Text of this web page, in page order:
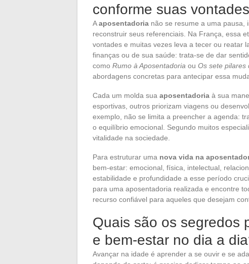
conforme suas vontades
Aaposentadoria não se resume a uma pausa,
reconstruir seus referenciais. Na França, essa
vontades e muitas vezes leva a tecer ou reatar
finanças ou de sua saúde: trata-se de dar
como Rumo à Aposentadoria ou Os sete pilares
abordagens concretas para antecipar essa
Cada um molda sua aposentadoria à sua
esportivas, outros priorizam viagens ou
exemplo, não se limita a preencher a agenda:
o equilíbrio emocional. Segundo muitos
vitalidade na sociedade.
Para estruturar uma nova vida na
bem-estar: emocional, física, intelectual,
estabilidade e profundidade a esse período
para uma aposentadoria realizada e encontre
recurso confiável para aqueles que desejam
Quais são os segredos
e bem-estar no dia a
Avançar na idade é aprender a se ouvir e se